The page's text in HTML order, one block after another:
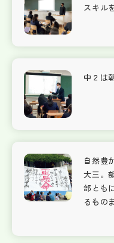
スキル
中２は
自然豊
大三。
部とも
るもの